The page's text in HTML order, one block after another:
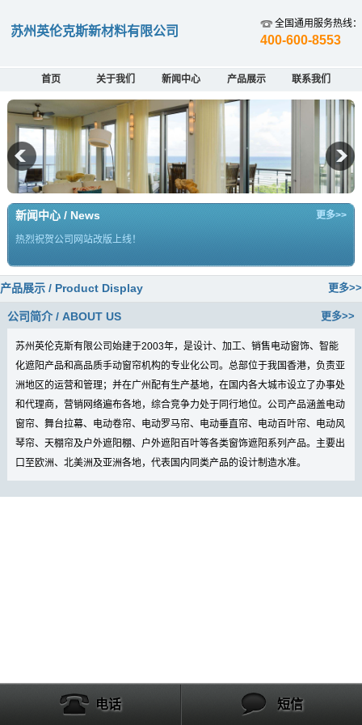
苏州英伦克斯新材料有限公司
全国通用服务热线：
400-600-8553
首页 关于我们 新闻中心 产品展示 联系我们
新闻中心 / News 更多>>
热烈祝贺公司网站改版上线！
产品展示 / Product Display 更多>>
更多>>
公司简介 / ABOUT US
苏州英伦克斯有限公司始建于2003年，是设计、加工、销售电动窗饰、智能
化遮阳产品和高品质手动窗帘机构的专业化公司。总部位于我国香港，负责亚
洲地区的运营和管理；并在广州配有生产基地，在国内各大城市设立了办事处
和代理商，营销网络遍布各地，综合竞争力处于同行地位。公司产品涵盖电动
窗帘、舞台拉幕、电动卷帘、电动罗马帘、电动垂直帘、电动百叶帘、电动风
琴帘、天棚帘及户外遮阳棚、户外遮阳百叶等各类窗饰遮阳系列产品。主要出
口至欧洲、北美洲及亚洲各地，代表国内同类产品的设计制造水准。
电话 短信